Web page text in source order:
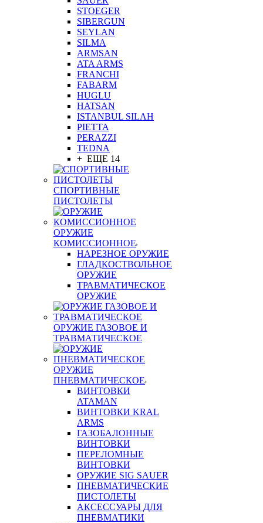
STOEGER
SIBERGUN
SEYLAN
SILMA
ARMSAN
ATA ARMS
FRANCHI
FABARM
HUGLU
HATSAN
ISTANBUL SILAH
PIETTA
PERAZZI
TEDNA
+ ЕЩЕ 14
СПОРТИВНЫЕ
ПИСТОЛЕТЫ
ОРУЖИЕ
КОМИССИОННОЕ
НАРЕЗНОЕ ОРУЖИЕ
ГЛАДКОСТВОЛЬНОЕ
ОРУЖИЕ
ТРАВМАТИЧЕСКОЕ
ОРУЖИЕ
ОРУЖИЕ ГАЗОВОЕ И
ТРАВМАТИЧЕСКОЕ
ОРУЖИЕ
ПНЕВМАТИЧЕСКОЕ
ВИНТОВКИ
ATAMAN
ВИНТОВКИ KRAL
ARMS
ГАЗОБАЛОННЫЕ
ВИНТОВКИ
ПЕРЕЛОМНЫЕ
ВИНТОВКИ
ОРУЖИЕ SIG SAUER
ПНЕВМАТИЧЕСКИЕ
ПИСТОЛЕТЫ
АКСЕССУАРЫ ДЛЯ
ПНЕВМАТИКИ